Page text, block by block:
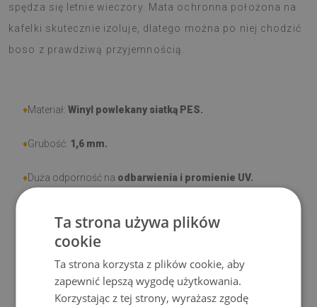
spędza się letnie wieczory. Mata ochronna położona na
kafelki skutecznie izoluje, dlatego można po niej chodzić
boso z prawdziwą przyjemnością.
♦Materiał: Winyl powlekany siatką PES.
♦Grubość: 1,6 mm.
♦Duża odporność na odbarwienia i promienie UV.
Produktłatwy w czyszczeniu,
Prosimy pamiętać, że uszkodzenia powstałe przy
użytkowaniu wynikające z upływu czasu (np. przetarcia) nie
Ta strona używa plików
cookie
Ta strona korzysta z plików cookie, aby
zapewnić lepszą wygodę użytkowania.
Korzystając z tej strony, wyrażasz zgodę